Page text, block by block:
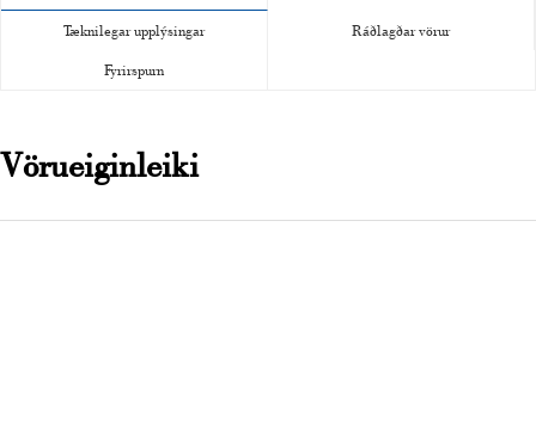
Tæknilegar upplýsingar Ráðlagðar vörur
Fyrirspurn
Vörueiginleiki